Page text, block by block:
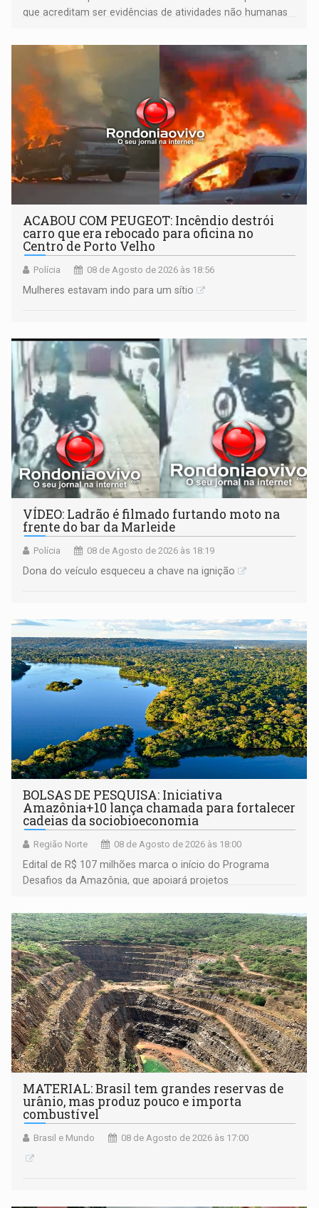
que acreditam ser evidências de atividades não humanas
órbita
ACABOU COM PEUGEOT: Incêndio destrói
carro que era rebocado para oficina no
Centro de Porto Velho
Polícia 08 de Agosto de 2026 às 18:56
Mulheres estavam indo para um sítio
VÍDEO: Ladrão é filmado furtando moto na
frente do bar da Marleide
Polícia 08 de Agosto de 2026 às 18:19
Dona do veículo esqueceu a chave na ignição
BOLSAS DE PESQUISA: Iniciativa
Amazônia+10 lança chamada para fortalecer
cadeias da sociobioeconomia
Região Norte 08 de Agosto de 2026 às 18:00
Edital de R$ 107 milhões marca o início do Programa
Desafios da Amazônia, que apoiará projetos
submissão de pré-propostas poderá ser feita até 1º de
setembro
MATERIAL: Brasil tem grandes reservas de
urânio, mas produz pouco e importa
combustível
Brasil e Mundo 08 de Agosto de 2026 às 17:00